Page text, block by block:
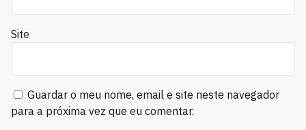
Site
Guardar o meu nome, email e site neste navegador
para a próxima vez que eu comentar.